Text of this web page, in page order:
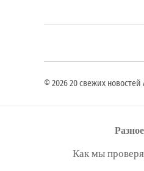
© 2026 20 свежих новостей
Разное
Как мы